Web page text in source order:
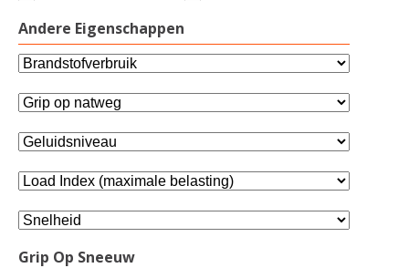
UNIROYAL
YOKOHAMA
Andere Eigenschappen
Grip Op Sneeuw